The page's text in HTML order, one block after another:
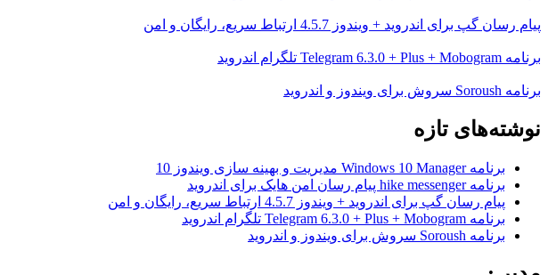
پیام رسان گپ برای اندروید + ویندوز 4.5.7 ارتباط سریع، رایگان و امن
برنامه Telegram 6.3.0 + Plus + Mobogram تلگرام اندروید
برنامه Soroush سروش برای ویندوز و اندروید
نوشته‌های تازه
برنامه Windows 10 Manager مدیریت و بهینه سازی ویندوز 10
برنامه hike messenger پیام‌ رسان‌ امن هایک برای اندروید
پیام رسان گپ برای اندروید + ویندوز 4.5.7 ارتباط سریع، رایگان و امن
برنامه Telegram 6.3.0 + Plus + Mobogram تلگرام اندروید
برنامه Soroush سروش برای ویندوز و اندروید